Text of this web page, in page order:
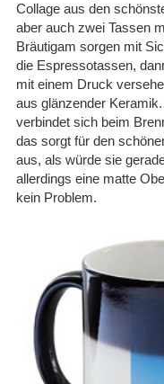
Collage aus den
aber auch zwei Tassen
Bräutigam sorgen mit
die Espressotassen,
mit einem Druck
aus glänzender
verbindet sich beim
das sorgt für den
aus, als würde sie
allerdings eine matte
kein Problem.